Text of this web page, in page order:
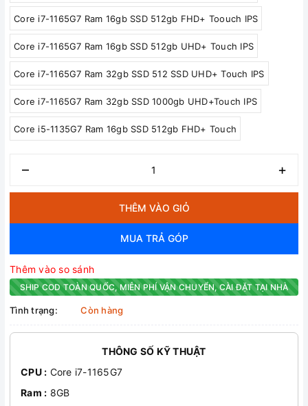
Core i7-1165G7 Ram 16gb SSD 512gb FHD+ Toouch IPS
Core i7-1165G7 Ram 16gb SSD 512gb UHD+ Touch IPS
Core i7-1165G7 Ram 32gb SSD 512 SSD UHD+ Touch IPS
Core i7-1165G7 Ram 32gb SSD 1000gb UHD+Touch IPS
Core i5-1135G7 Ram 16gb SSD 512gb FHD+ Touch
– +
THÊM VÀO GIỎ
MUA TRẢ GÓP
Thêm vào so sánh
SHIP COD TOÀN QUỐC, MIỄN PHÍ VẬN CHUYỂN, CÀI ĐẶT TẠI NHÀ
Tình trạng: Còn hàng
THÔNG SỐ KỸ THUẬT
CPU : Core i7-1165G7
Ram : 8GB